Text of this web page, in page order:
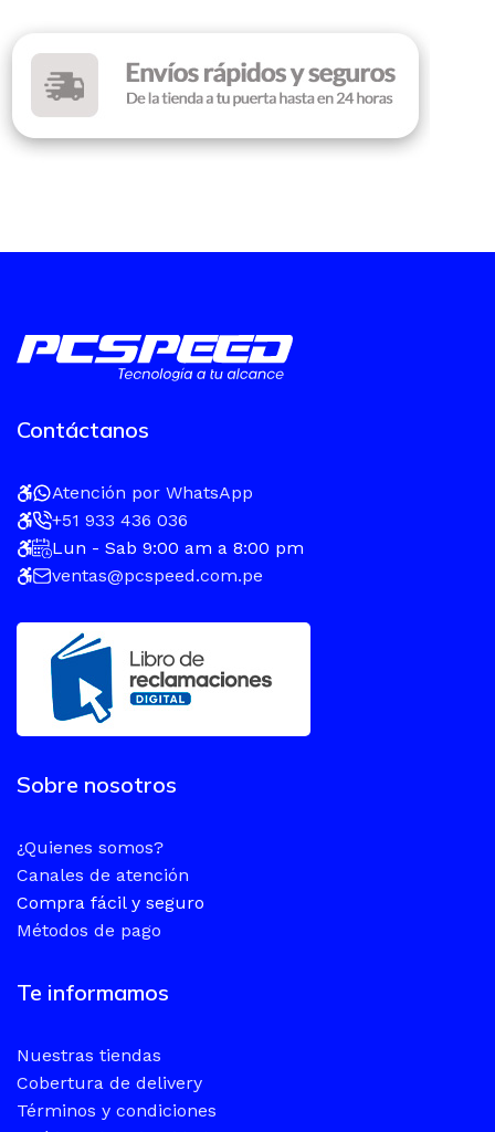
Contáctanos
Atención por WhatsApp
+51 933 436 036
Lun - Sab 9:00 am a 8:00 pm
ventas@pcspeed.com.pe
Sobre nosotros
¿Quienes somos?
Canales de atención
Compra fácil y seguro
Métodos de pago
Te informamos
Nuestras tiendas
Cobertura de delivery
Términos y condiciones